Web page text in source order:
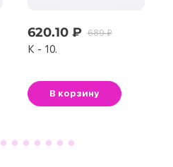
620.10 ₽ 689 ₽
К - 10.
В корзину